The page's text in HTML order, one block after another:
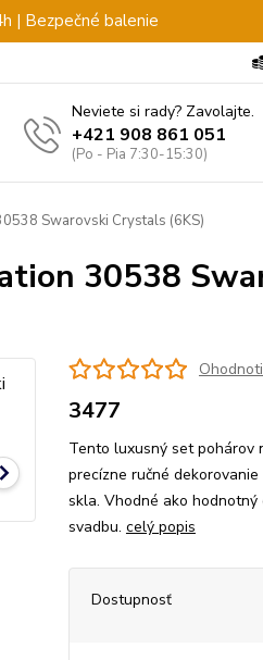
| Bezpečné balenie
Neviete si rady? Zavolajte.
+421 908 861 051
(Po - Pia 7:30-15:30)
Swarovski Crystals (6KS)
30538
3477
Tento luxusný set pohárov
precízne ručné
skla. Vhodné ako hodnotný
svadbu. celý popis
Dostupnosť